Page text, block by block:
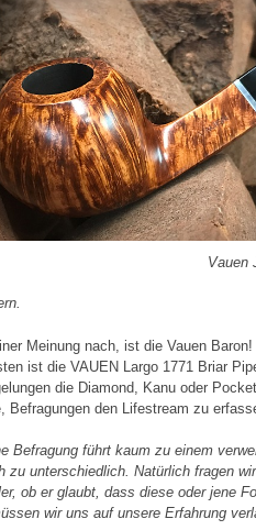
Vauen
Meinung nach, ist die Vauen
ist die VAUEN Largo 1771 Briar
die Diamond, Kanu oder
Befragungen den Lifestream zu
Befragung führt kaum zu einem
zu unterschiedlich. Natürlich fragen
ob er glaubt, dass diese oder jene
wir uns auf unsere Erfahrung